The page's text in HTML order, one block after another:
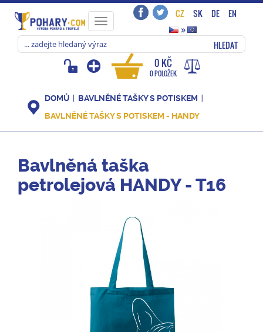
Toggle
navigation
CZ SK DE
EN
»
HLEDAT
0 KČ
0 POLOŽEK
DOMŮ
BAVLNĚNÉ TAŠKY S POTISKEM
BAVLNĚNÉ TAŠKY S POTISKEM - HANDY
Bavlněná taška
petrolejová HANDY - T16